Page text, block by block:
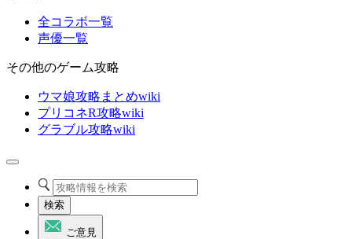
全コラボ一覧
声優一覧
その他のゲーム攻略
ウマ娘攻略まとめwiki
プリコネR攻略wiki
グラブル攻略wiki
検索
ご意見